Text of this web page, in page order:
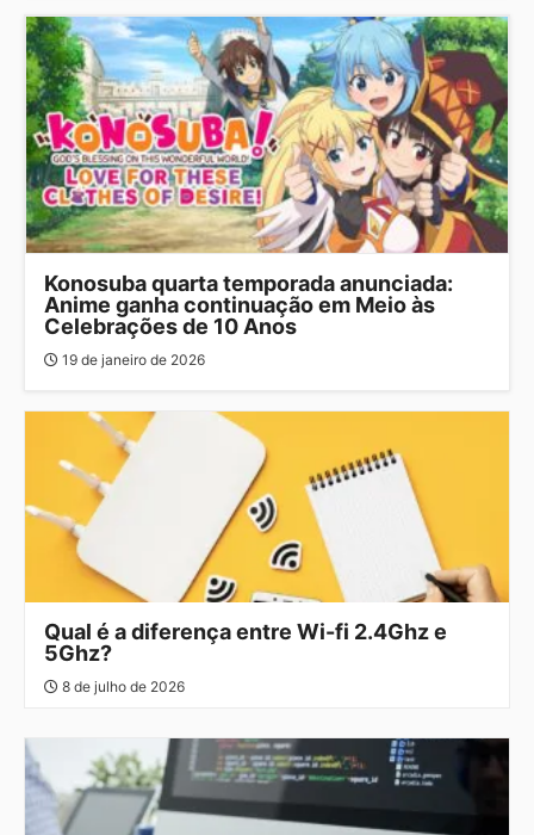
Konosuba quarta temporada anunciada:
Anime ganha continuação em Meio às
Celebrações de 10 Anos
19 de janeiro de 2026
Qual é a diferença entre Wi-fi 2.4Ghz e
5Ghz?
8 de julho de 2026